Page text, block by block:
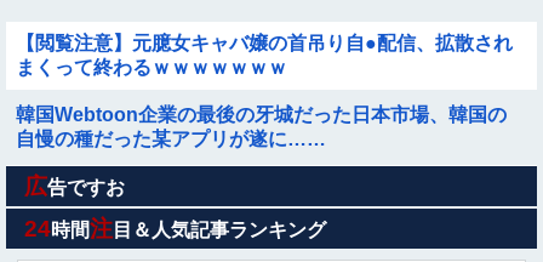
【閲覧注意】元臆女キャバ嬢の首吊り自●配信、拡散され
まくって終わるｗｗｗｗｗｗｗ
韓国Webtoon企業の最後の牙城だった日本市場、韓国の
自慢の種だった某アプリが遂に……
イオン爆発事故の遺族、社長発言にブチギレ「本当のこと
を話して」
影山優佳の最新の『下半身』ガチでエグいって・・・
広告ですお
24時間注 目＆人気記事ランキング
Sponsored Link